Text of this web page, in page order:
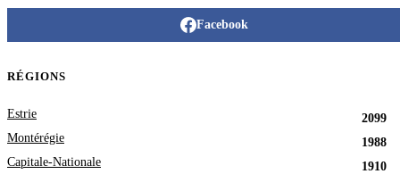
Facebook
RÉGIONS
Estrie
2099
Montérégie
1988
Capitale-Nationale
1910